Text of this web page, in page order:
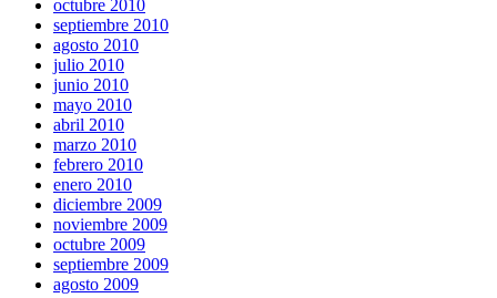
octubre 2010
septiembre 2010
agosto 2010
julio 2010
junio 2010
mayo 2010
abril 2010
marzo 2010
febrero 2010
enero 2010
diciembre 2009
noviembre 2009
octubre 2009
septiembre 2009
agosto 2009